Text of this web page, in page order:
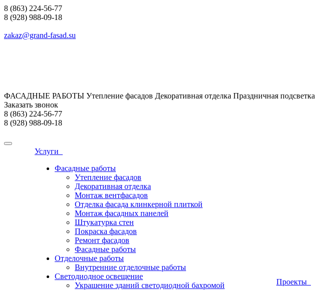
8 (863) 224-56-77
8 (928) 988-09-18
zakaz@grand-fasad.su
ФАСАДНЫЕ РАБОТЫ Утепление фасадов Декоративная отделка Праздничная подсветка
Заказать звонок
8 (863) 224-56-77
8 (928) 988-09-18
Услуги
Фасадные работы
Утепление фасадов
Декоративная отделка
Монтаж вентфасадов
Отделка фасада клинкерной плиткой
Монтаж фасадных панелей
Штукатурка стен
Покраска фасадов
Ремонт фасадов
Фасадные работы
Отделочные работы
Внутренние отделочные работы
Светодиодное освещение
Украшение зданий светодиодной бахромой
Проекты